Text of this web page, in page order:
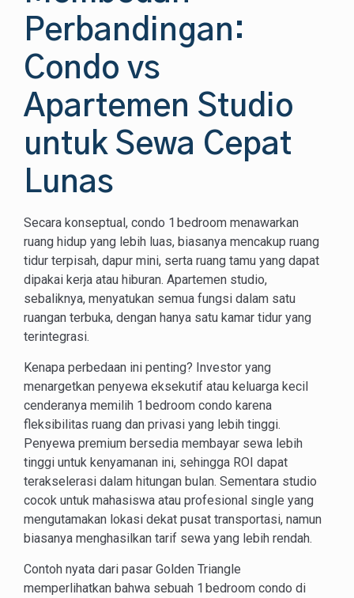
Perbandingan:
Condo vs
Apartemen Studio
untuk Sewa Cepat
Lunas
Secara konseptual, condo 1 bedroom menawarkan
ruang hidup yang lebih luas, biasanya mencakup ruang
tidur terpisah, dapur mini, serta ruang tamu yang dapat
dipakai kerja atau hiburan. Apartemen studio,
sebaliknya, menyatukan semua fungsi dalam satu
ruangan terbuka, dengan hanya satu kamar tidur yang
terintegrasi.
Kenapa perbedaan ini penting? Investor yang
menargetkan penyewa eksekutif atau keluarga kecil
cenderanya memilih 1 bedroom condo karena
fleksibilitas ruang dan privasi yang lebih tinggi.
Penyewa premium bersedia membayar sewa lebih
tinggi untuk kenyamanan ini, sehingga ROI dapat
terakselerasi dalam hitungan bulan. Sementara studio
cocok untuk mahasiswa atau profesional single yang
mengutamakan lokasi dekat pusat transportasi, namun
biasanya menghasilkan tarif sewa yang lebih rendah.
Contoh nyata dari pasar Golden Triangle
memperlihatkan bahwa sebuah 1 bedroom condo di